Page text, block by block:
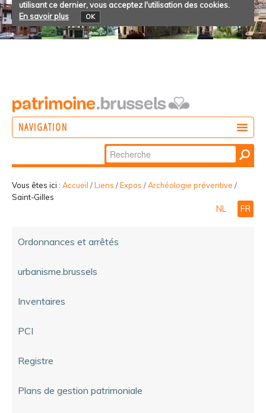
utilisant ce dernier, vous acceptez l'utilisation des cookies.
En savoir plus
OK
NAVIGATION
PARTICIPER
Chercher par
Recherche
avancée…
Vous êtes ici : Accueil /Liens /Expos /Archéologie préventive /
Saint-Gilles
NL FR
Ordonnances et arrêtés
urbanisme.brussels
Inventaires
PCI
Registre
Plans de gestion patrimoniale